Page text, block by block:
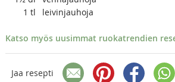
1 tl leivinjauhoja
Katso myös uusimmat ruokatrendien
Jaa resepti